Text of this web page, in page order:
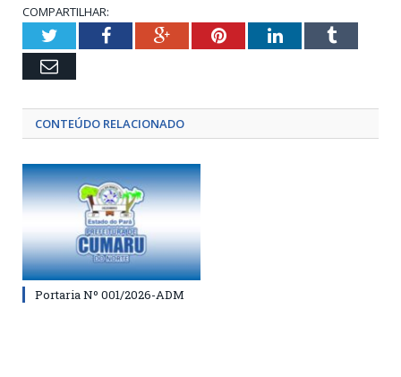
COMPARTILHAR:
TwitterFacebookGoogle+PinterestLinkedInTumblr
Email
CONTEÚDO RELACIONADO
Portaria Nº 001/2026-ADM